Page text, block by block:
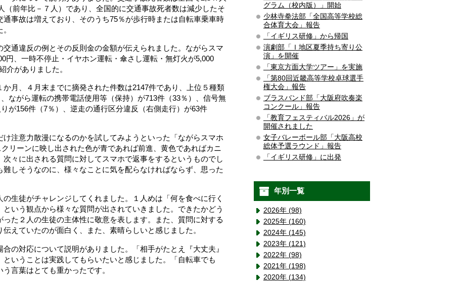
（前年比－７人）であり、全国的に交通事故死者数は減少したそ
事故は増えており、そのうち75％が歩行時または自転車乗車時
通違反の例とその反則金の金額が伝えられました。ながらスマ
円、一時不停止・イヤホン運転・傘さし運転・無灯火が5,000
介がありました。
月、４月末までに摘発された件数は2147件であり、上位５種類
ながら運転の携帯電話使用等（保持）が713件（33％）、信号無
が156件（7％）、逆走の通行区分違反（右側走行）が63件
注意力散漫になるのかを試してみようといった「ながらスマホ
リーンに映し出された色が青であれば前進、黄色であればカニ
々に出される質問に対してスマホで返事をするというものでし
しそうなのに、様々なことに気を配らなければならず、思った
生徒がチャレンジしてくれました。１人めは「何を食べに行く
いう観点から様々な質問が出されていきました。できたかどう
た２人の生徒の主体性に敬意を表します。また、質問に対する
えていたのが面白く、また、素晴らしいと感じました。
の対応について説明がありました。「相手がたとえ『大丈夫』
いうことは実践してもらいたいと感じました。「自転車でも
言葉はとても重かったです。
グラム（校内版）」開始
少林寺拳法部「全国高等学校総
合体育大会」報告
「イギリス研修」から帰国
演劇部「Ｉ地区夏季持ち寄り公
演」を開催
「東京方面大学ツアー」を実施
「第80回近畿高等学校卓球選手
権大会」報告
ブラスバンド部「大阪府吹奏楽
コンクール」報告
「教育フェスティバル2026」が
開催されました
女子バレーボール部「大阪高校
総体予選ラウンド」報告
「イギリス研修」に出発
年別一覧
2026年 (98)
2025年 (160)
2024年 (145)
2023年 (121)
2022年 (98)
2021年 (198)
2020年 (134)